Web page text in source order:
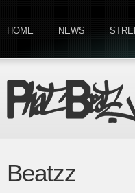
HOME NEWS
Beatzz